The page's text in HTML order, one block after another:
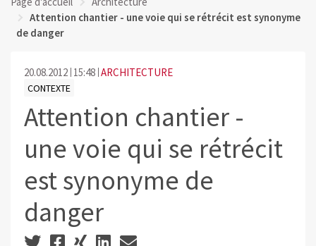
Attention chantier - une voie qui se rétrécit est synonyme
de danger
20.08.2012 15:48 ARCHITECTURE
CONTEXTE
Attention chantier -
une voie qui se rétrécit
est synonyme de
danger